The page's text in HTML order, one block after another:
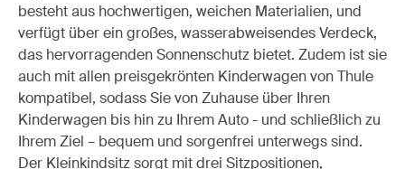
besteht aus hochwertigen, weichen Materialien, und
verfügt über ein großes, wasserabweisendes Verdeck,
das hervorragenden Sonnenschutz bietet. Zudem ist sie
auch mit allen preisgekrönten Kinderwagen von Thule
kompatibel, sodass Sie von Zuhause über Ihren
Kinderwagen bis hin zu Ihrem Auto - und schließlich zu
Ihrem Ziel – bequem und sorgenfrei unterwegs sind.
Der Kleinkindsitz sorgt mit drei Sitzpositionen,